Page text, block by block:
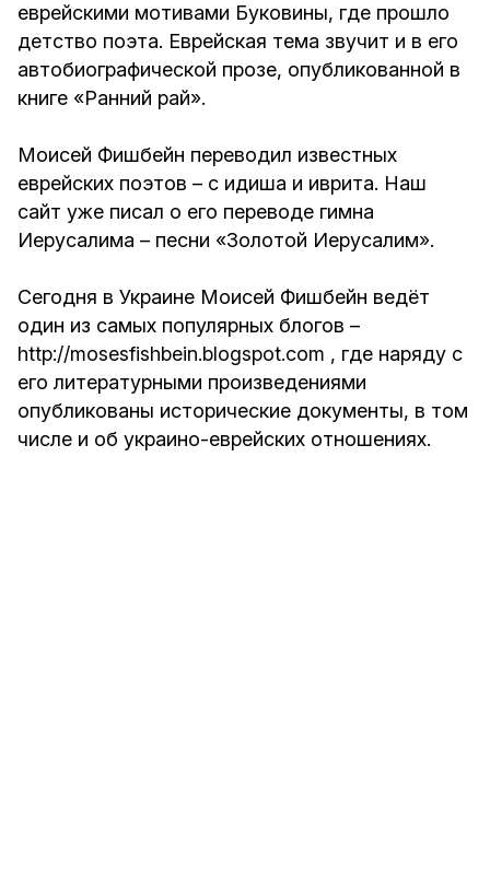
еврейскими мотивами Буковины, где прошло
детство поэта. Еврейская тема звучит и в его
автобиографической прозе, опубликованной в
книге «Ранний рай».
Моисей Фишбейн переводил известных
еврейских поэтов – с идиша и иврита. Наш
сайт уже писал о его переводе гимна
Иерусалима – песни «Золотой Иерусалим».
Сегодня в Украине Моисей Фишбейн ведёт
один из самых популярных блогов –
http://mosesfishbein.blogspot.com , где наряду с
его литературными произведениями
опубликованы исторические документы, в том
числе и об украино-еврейских отношениях.